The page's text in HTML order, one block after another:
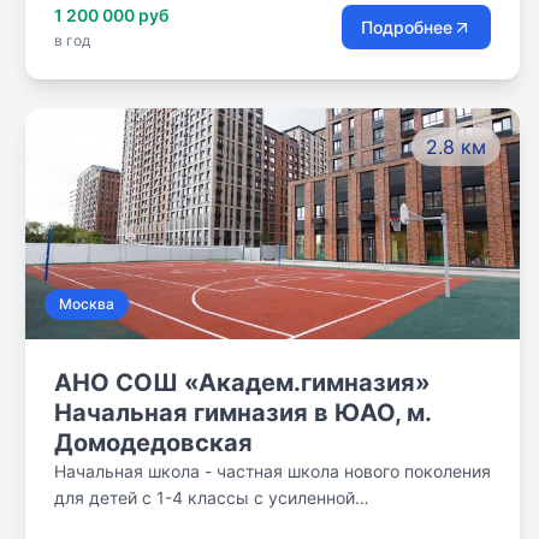
уверены, что все дети талантливы! И задача нашей
школы максимально развить способности каждого
1 200 000 руб
в год
Подробнее
2.8 км
Москва
АНО СОШ «Академ.гимназия»
Начальная гимназия в ЮАО, м.
Домодедовская
Начальная школа - частная школа нового поколения
для детей с 1-4 классы с усиленной